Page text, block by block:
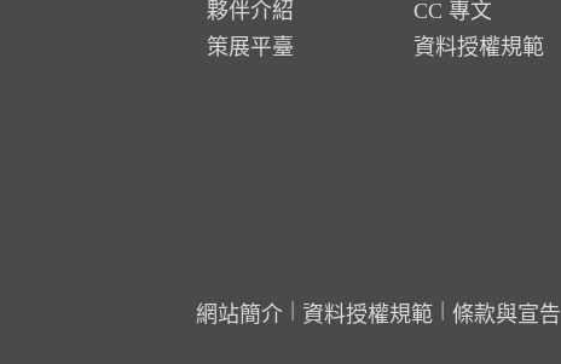
夥伴介紹
策展平臺
CC 專文
資料授權規範
網站簡介 資料授權規範 條款與宣告